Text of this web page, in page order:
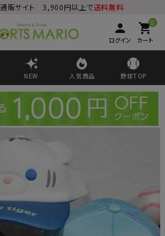
通販サイト 3,900円以上で送料無料
person
ログイン
0
shopping_cart
カート
NEW 人気商品 野球TOP
会員登録